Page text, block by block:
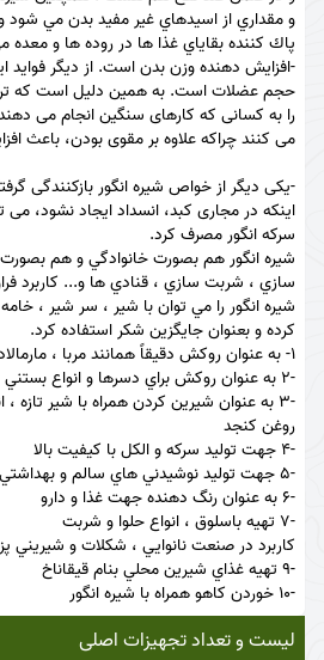
و مقداري از اسيدهاي غير مفيد بدن مي شود
پاك كننده بقاياي غذا ها در روده ها و معده
-افزایش دهنده وزن بدن است. از دیگر فواید
حجم عضلات است. به همین دلیل است که
را به کسانی که کارهای سنگین انجام می
می کنند چراکه علاوه بر مقوی بودن،
-یکی دیگر از خواص شیره انگور بازکنندگی
اینکه در مجاری کبد، انسداد ایجاد نشود، می
سرکه انگور مصرف کرد.
شيره انگور هم بصورت خانوادگي و هم
سازي ، شربت سازي ، قنادي ها و... كاربرد
شيره انگور را مي توان با شير ، سر شير ،
كرده و بعنوان جايگزين شكر استفاده كرد.
1- به عنوان روكش دقيقاً همانند مربا ، مارمالاد جهت صبحانه
-2 به عنوان روكش براي دسرها و انواع بستني
-3 به عنوان شيرين كردن همراه با شير تازه ،
روغن كنجد
-4 جهت توليد سركه و الكل با كيفيت بالا
-5 جهت توليد نوشيدني هاي سالم و بهداشتي
-6 به عنوان رنگ دهنده جهت غذا و دارو
-7 تهيه باسلوق ، انواع حلوا و شربت
كاربرد در صنعت نانوايي ، شكلات و شيريني
-9 تهيه غذاي شيرين محلي بنام قيقاناخ
-10 خوردن كاهو همراه با شيره انگور
لیست و تعداد تجهیزات اصلی